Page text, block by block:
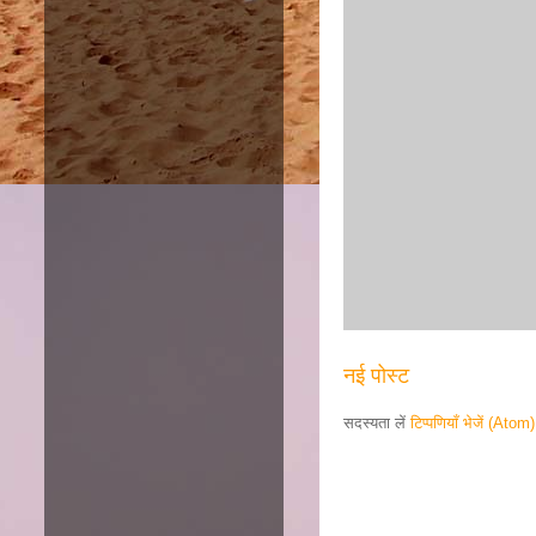
नई पोस्ट
सदस्यता लेंटिप्पणियाँ भेजें (Atom)